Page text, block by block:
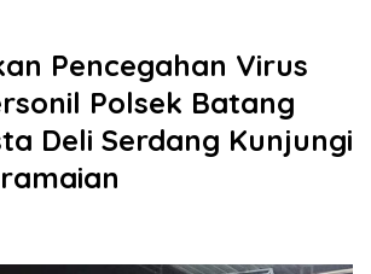
Pencegahan Virus
Polsek Batang
Deli Serdang Kunjungi